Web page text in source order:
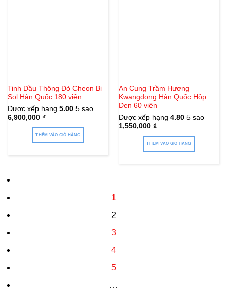
Tinh Dầu Thông Đỏ Cheon Bi
Sol Hàn Quốc 180 viên
Được xếp hạng 5.005 sao
6,900,000 ₫
THÊM VÀO GIỎ HÀNG
An Cung Trầm Hương
Kwangdong Hàn Quốc Hộp
Đen 60 viên
Được xếp hạng 4.805 sao
1,550,000 ₫
THÊM VÀO GIỎ HÀNG
1
2
3
4
5
…